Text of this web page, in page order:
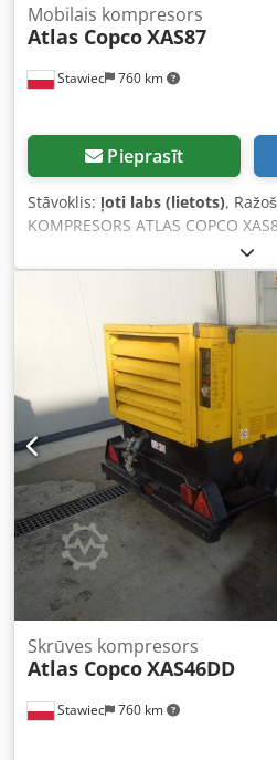
Stawiec 760 km
Mobilais kompresors
Atlas CopcoXAS87
Pieprasīt
Stāvoklis: ļoti labs (lietots),
KOMPRESORS ATLAS COPCO
Dīzeļkompresors ATLAS COPCO
apkopēm Tehniskie dati: -
spiediens: 7 bāri - Ražošanas
- Darba stundu skaits: 1397 h
kārtībā, gatavs darbam,
800 PLN Bruto cena: 46 494 PLN
Zemāk ir pievienota saite uz
darbību.
Stawiec 760 km
Skrūves kompresors
Atlas CopcoXAS46DD